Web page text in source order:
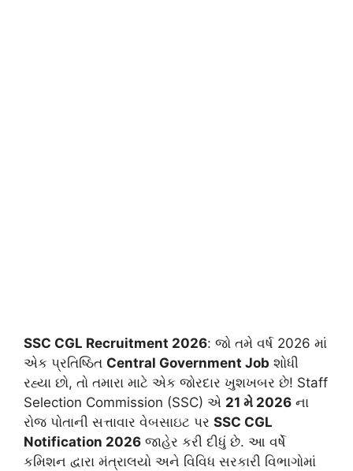
SSC CGL Recruitment 2026: જો તમે વર્ષ 2026 માં
એક પ્રતિષ્ઠિત Central Government Job શોધી
રહ્યા છો, તો તમારા માટે એક જોરદાર ખુશખબર છે! Staff
Selection Commission (SSC) એ 21 મે 2026 ના
રોજ પોતાની સત્તાવાર વેબસાઇટ પર SSC CGL
Notification 2026 જાહેર કરી દીધું છે. આ વર્ષે
કમિશન દ્વારા મંત્રાલયો અને વિવિધ સરકારી વિભાગોમાં